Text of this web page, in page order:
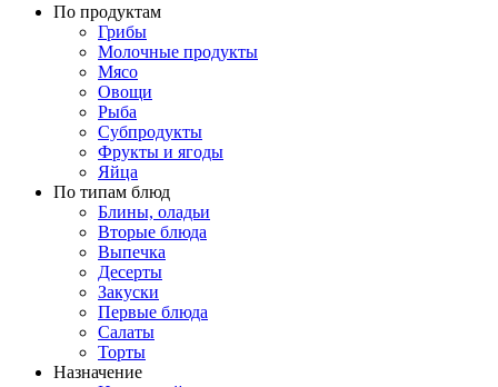
По продуктам
Грибы
Молочные продукты
Мясо
Овощи
Рыба
Субпродукты
Фрукты и ягоды
Яйца
По типам блюд
Блины, оладьи
Вторые блюда
Выпечка
Десерты
Закуски
Первые блюда
Салаты
Торты
Назначение